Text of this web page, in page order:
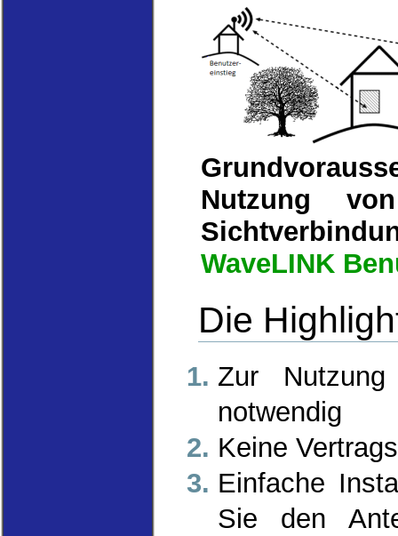
Nutzung
WaveLINK
Die
Zur Nutzung
notwendig
Keine
Einfache
Sie den